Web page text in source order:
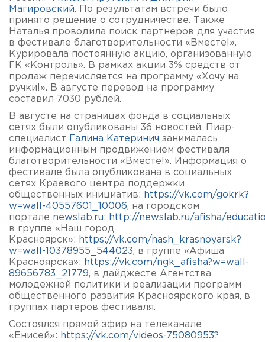
Магировский. По результатам встречи было
принято решение о сотрудничестве. Также
Наталья проводила поиск партнеров для участия
в фестивале благотворительности «Вместе!».
Курировала постоянную акцию, организованную
ГК «Контроль». В рамках акции 3% средств от
продаж перечисляется на программу «Хочу на
ручки!». В августе перевод на программу
составил 7030 рублей.
В августе на страницах фонда в социальных
сетях были опубликованы 36 новостей. Пиар-
специалист
Галина Катеринич занималась
информационным продвижением фестиваля
благотворительности «Вместе!». Информация о
фестивале была опубликована в социальных
сетях Краевого центра поддержки
общественных инициатив: https://vk.com/gokrk?
w=wall-40557601_10006, на городском
портале newslab.ru: http://newslab.ru/afisha/
в группе «Наш город
Красноярск»: https://vk.com/nash_krasnoyarsk?
w=wall-10378955_544023, в группе «Афиша
Красноярска»: https://vk.com/ngk_afisha?w=wall-
89656783_21779, в дайджесте Агентства
молодежной политики и реализации программ
общественного развития Красноярского края, в
группах партеров фестиваля.
Состоялся прямой эфир на телеканале
«Енисей»: https://vk.com/videos-75080953?